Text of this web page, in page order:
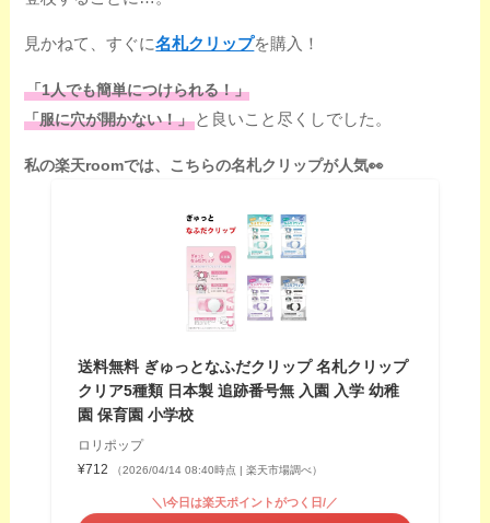
見かねて、すぐに名札クリップを購入！
「1人でも簡単につけられる！」
「服に穴が開かない！」 と良いこと尽くしでした。
私の楽天roomでは、こちらの名札クリップが人気👀
送料無料 ぎゅっとなふだクリップ 名札クリップ
クリア5種類 日本製 追跡番号無 入園 入学 幼稚
園 保育園 小学校
ロリポップ
¥712
（2026/04/14 08:40時点 | 楽天市場調べ）
＼\今日は楽天ポイントがつく日/／